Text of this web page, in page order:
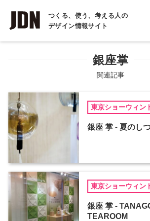
つくる、使う、考える人の
デザイン情報サイト
INTERVIEW
インタビュー
COLUMN
銀座掌
関連記事
東京ショーウィン
銀座 掌 - 夏のし
東京ショーウィン
銀座 掌 -
TEAROOM